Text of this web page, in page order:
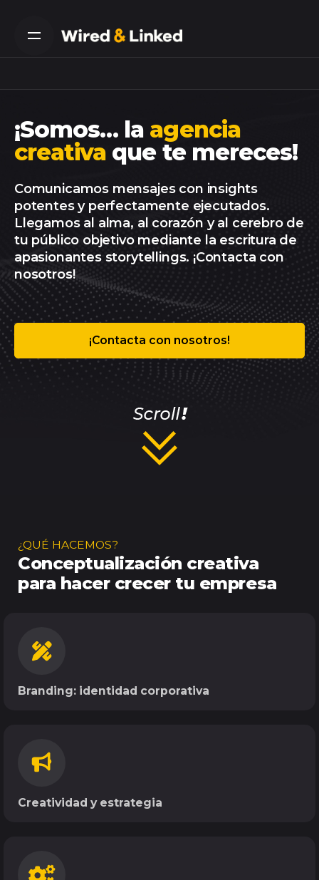
content
¡Somos… la agencia
creativa que te mereces!
Comunicamos mensajes con insights
potentes y perfectamente ejecutados.
Llegamos al alma, al corazón y al cerebro de
tu público objetivo mediante la escritura de
apasionantes storytellings. ¡Contacta con
nosotros!
¡Contacta con nosotros!
¿QUÉ HACEMOS?
Conceptualización creativa
para hacer crecer tu empresa
Branding: identidad corporativa
Creatividad y estrategia